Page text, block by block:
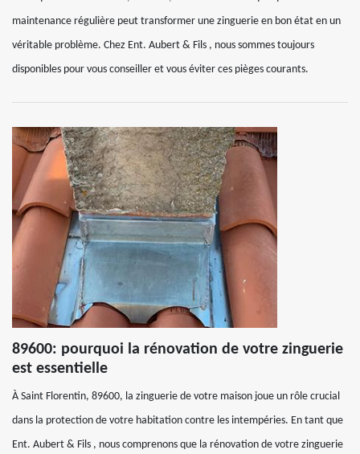
maintenance régulière peut transformer une zinguerie en bon état en un
véritable problème. Chez Ent. Aubert & Fils , nous sommes toujours
disponibles pour vous conseiller et vous éviter ces pièges courants.
89600: pourquoi la rénovation de votre zinguerie
est essentielle
À Saint Florentin, 89600, la zinguerie de votre maison joue un rôle crucial
dans la protection de votre habitation contre les intempéries. En tant que
Ent. Aubert & Fils , nous comprenons que la rénovation de votre zinguerie